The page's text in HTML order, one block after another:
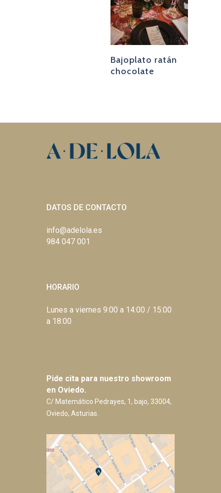
Bajoplato ratán
chocolate
DATOS DE CONTACTO
info@adelola.es
984 047 001
HORARIO
Lunes a viernes 9:00 a 14:00 / 15:00
a 18:00
Pide cita para nuestro showroom
en Oviedo.
C/ Matemático Pedrayes, 1, bajo, 33004,
Oviedo, Asturias.